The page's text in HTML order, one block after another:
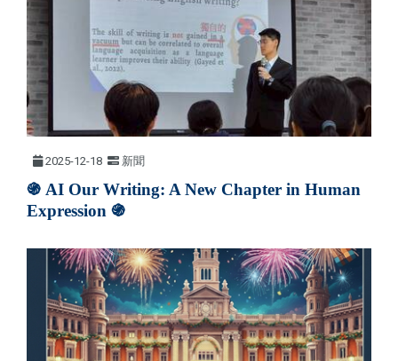
2025-12-18 新聞
֍​​​​ AI Our Writing: A New Chapter in Human
Expression ֍